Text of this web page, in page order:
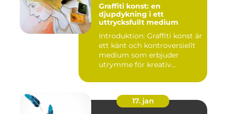
Graffiti konst: en
djupdykning i ett
uttrycksfullt medium
Introduktion: Graffiti konst är
ett känt och kontroversiellt
medium som erbjuder
utrymme för kreativ...
17. jan